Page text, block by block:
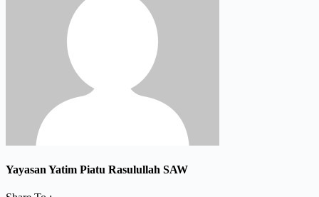
Yayasan Yatim Piatu Rasulullah SAW